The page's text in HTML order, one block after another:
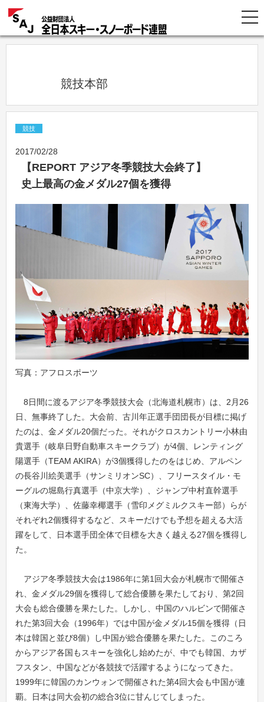
            競技本部
競技
2017/02/28
【REPORT アジア冬季競技大会終了】
史上最高の金メダル27個を獲得
写真：アフロスポーツ
8日間に渡るアジア冬季競技大会（北海道札幌市）は、2月26
日、無事終了した。大会前、古川年正選手団団長が目標に掲げ
たのは、金メダル20個だった。それがクロスカントリー小林由
貴選手（岐阜日野自動車スキークラブ）が4個、レンティング
陽選手（TEAM AKIRA）が3個獲得したのをはじめ、アルペン
の長谷川絵美選手（サンミリオンSC）、フリースタイル・モ
ーグルの堀島行真選手（中京大学）、ジャンプ中村直幹選手
（東海大学）、佐藤幸椰選手（雪印メグミルクスキー部）らが
それぞれ2個獲得するなど、スキーだけでも予想を超える大活
躍をして、日本選手団全体で目標を大きく越える27個を獲得し
た。
アジア冬季競技大会は1986年に第1回大会が札幌市で開催さ
れ、金メダル29個を獲得して総合優勝を果たしており、第2回
大会も総合優勝を果たした。しかし、中国のハルビンで開催さ
れた第3回大会（1996年）では中国が金メダル15個を獲得（日
本は韓国と並び8個）し中国が総合優勝を果たした。このころ
からアジア各国もスキーを強化し始めたが、中でも韓国、カザ
フスタン、中国などが各競技で活躍するようになってきた。
1999年に韓国のカンウォンで開催された第4回大会も中国が連
覇。日本は同大会初の総合3位に甘んじてしまった。